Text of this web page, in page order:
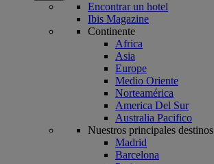
Encontrar un hotel
Ibis Magazine
Continente
Africa
Asia
Europe
Medio Oriente
Norteamérica
America Del Sur
Australia Pacifico
Nuestros principales destinos
Madrid
Barcelona